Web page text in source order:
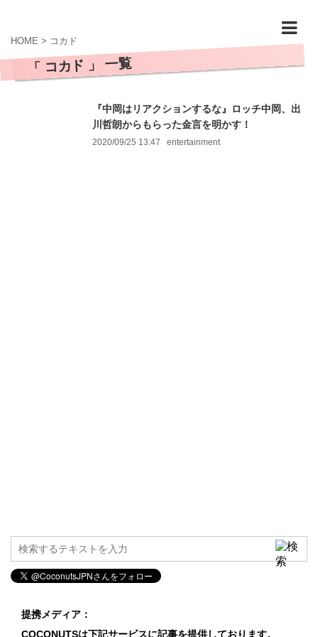
HOME > コカド
「 コカド 」 一覧
『中岡はリアクションするな』ロッチ中岡、出
川哲朗からもらった金言を明かす！
2020/09/25 13:47 entertainment
提携メディア：
COCONUTSは下記サービスに記事を提供しております。